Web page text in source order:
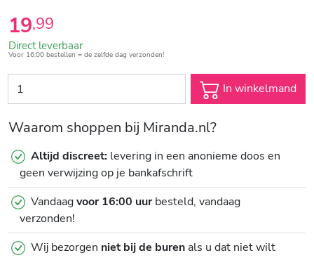
19,99
Direct leverbaar
Voor 16:00 bestellen = de zelfde dag verzonden!
In winkelmand
Waarom shoppen bij Miranda.nl?
Altijd discreet: levering in een anonieme doos en
geen verwijzing op je bankafschrift
Vandaagvoor 16:00 uurbesteld, vandaag
verzonden!
Wij bezorgen niet bij de burenals u dat niet wilt